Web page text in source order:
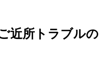
近所トラブルの